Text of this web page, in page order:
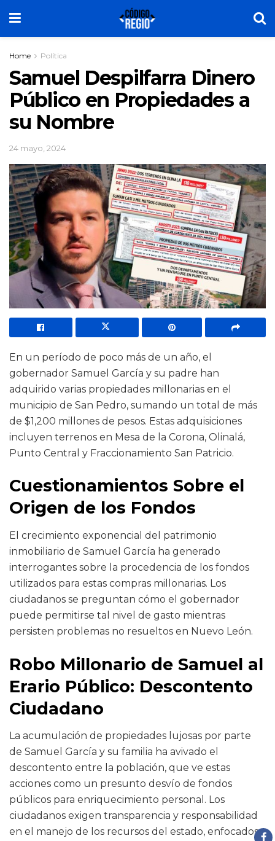
Home Política
Samuel Despilfarra Dinero
Público en Propiedades a
su Nombre
24 mayo, 2024
En un período de poco más de un año, el
gobernador Samuel García y su padre han
adquirido varias propiedades millonarias en el
municipio de San Pedro, sumando un total de más
de $1,200 millones de pesos. Estas adquisiciones
incluyen terrenos en Mesa de la Corona, Olinalá,
Punto Central y Fraccionamiento San Patricio.
Cuestionamientos Sobre el
Origen de los Fondos
El crecimiento exponencial del patrimonio
inmobiliario de Samuel García ha generado
interrogantes sobre la procedencia de los fondos
utilizados para estas compras millonarias. Los
ciudadanos se preguntan cómo el gobernador
puede permitirse tal nivel de gasto mientras
persisten problemas no resueltos en Nuevo León.
Robo Millonario de Samuel al
Erario Público: Descontento
Ciudadano
La acumulación de propiedades lujosas por parte
de Samuel García y su familia ha avivado el
descontento entre la población, que ve estas
acciones como un presunto desvío de fondos
públicos para enriquecimiento personal. Los
ciudadanos exigen transparencia y responsabilidad
en el manejo de los recursos del estado, enfocados